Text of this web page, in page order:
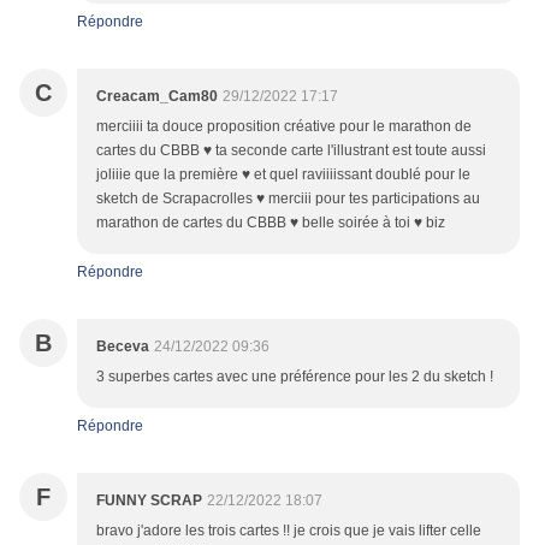
Répondre
C Creacam_Cam80 29/12/2022 17:17
merciiii ta douce proposition créative pour le marathon de
cartes du CBBB ♥ ta seconde carte l'illustrant est toute aussi
joliiie que la première ♥ et quel raviiiissant doublé pour le
sketch de Scrapacrolles ♥ merciii pour tes participations au
marathon de cartes du CBBB ♥ belle soirée à toi ♥ biz
Répondre
B Beceva 24/12/2022 09:36
3 superbes cartes avec une préférence pour les 2 du sketch !
Répondre
F FUNNY SCRAP 22/12/2022 18:07
bravo j'adore les trois cartes !! je crois que je vais lifter celle